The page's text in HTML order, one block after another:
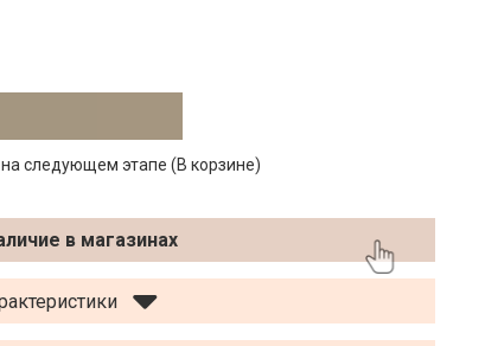
следующем этапе (В корзине)
в магазинах